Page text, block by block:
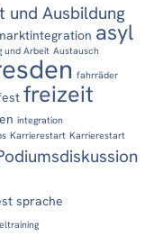
und Ausbildung
asyl
und Arbeit Austausch
fahrräder
freizeit
integration
Karrierestart Karrierestart
sprache